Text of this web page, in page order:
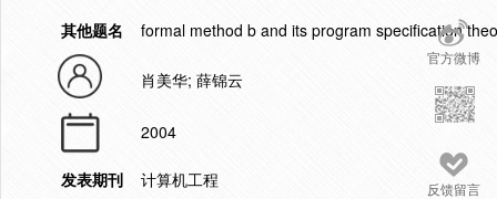
官方微博
反馈留言
其他题名 formal method b and its program specification
肖美华; 薛锦云
2004
发表期刊
计算机工程